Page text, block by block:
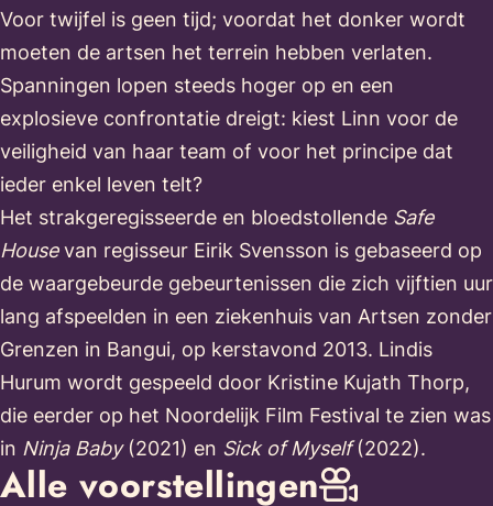
Voor twijfel is geen tijd; voordat het donker wordt
moeten de artsen het terrein hebben verlaten.
Spanningen lopen steeds hoger op en een
explosieve confrontatie dreigt: kiest Linn voor de
veiligheid van haar team of voor het principe dat
ieder enkel leven telt?
Het strakgeregisseerde en bloedstollende Safe
Housevan regisseur Eirik Svensson is gebaseerd op
de waargebeurde gebeurtenissen die zich vijftien uur
lang afspeelden in een ziekenhuis van Artsen zonder
Grenzen in Bangui, op kerstavond 2013. Lindis
Hurum wordt gespeeld door Kristine Kujath Thorp,
die eerder op het Noordelijk Film Festival te zien was
in Ninja Baby (2021) en Sick of Myself(2022).
Alle voorstellingen